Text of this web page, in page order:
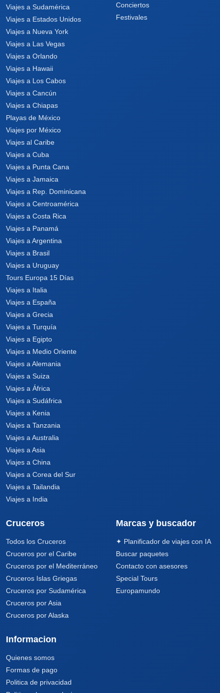
Viajes a Sudamérica
Viajes a Estados Unidos
Viajes a Nueva York
Viajes a Las Vegas
Viajes a Orlando
Viajes a Hawaii
Viajes a Los Cabos
Viajes a Cancún
Viajes a Chiapas
Playas de México
Viajes por México
Viajes al Caribe
Viajes a Cuba
Viajes a Punta Cana
Viajes a Jamaica
Viajes a Rep. Dominicana
Viajes a Centroamérica
Viajes a Costa Rica
Viajes a Panamá
Viajes a Argentina
Viajes a Brasil
Viajes a Uruguay
Tours Europa 15 Días
Viajes a Italia
Viajes a España
Viajes a Grecia
Viajes a Turquía
Viajes a Egipto
Viajes a Medio Oriente
Viajes a Alemania
Viajes a Suiza
Viajes a África
Viajes a Sudáfrica
Viajes a Kenia
Viajes a Tanzania
Viajes a Australia
Viajes a Asia
Viajes a China
Viajes a Corea del Sur
Viajes a Tailandia
Viajes a India
Conciertos
Festivales
Cruceros
Todos los Cruceros
Cruceros por el Caribe
Cruceros por el Mediterráneo
Cruceros Islas Griegas
Cruceros por Sudamérica
Cruceros por Asia
Cruceros por Alaska
Marcas y buscador
✦ Planificador de viajes con IA
Buscar paquetes
Contacto con asesores
Special Tours
Europamundo
Informacion
Quienes somos
Formas de pago
Politica de privacidad